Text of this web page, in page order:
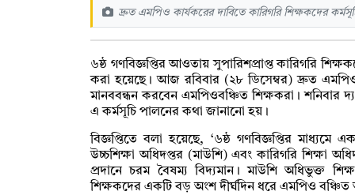
দ্রুত এমপিও কার্যকরের দাবিতে কারিগরি শিক্ষকদের
৬ষ্ঠ গণবিজ্ঞপ্তির আওতায় সুপারিশপ্রাপ্ত কারিগরি
করা হয়েছে। আজ রবিবার (২৮ ডিসেম্বর) দ্রুত
মানববন্ধন করবেন এমপিওবঞ্চিত শিক্ষকরা। শনিবার
এ কর্মসূচি পালনের কথা জানানো হয়।
বিজ্ঞপ্তিতে বলা হয়েছে, ‘৬ষ্ঠ গণবিজ্ঞপ্তির
উচ্চশিক্ষা অধিদপ্তর (মাউশি) এবং কারিগরি শিক্ষা
প্রদানে চরম বৈষম্য বিদ্যমান। মাউশি অধিভুক্ত
শিক্ষকদের একটি বড় অংশ দীর্ঘদিন ধরে এমপিও